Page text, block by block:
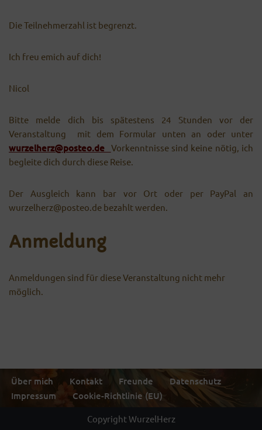
Die Teilnehmerzahl ist begrenzt.
Ich freu emich auf dich!
Nicol
Bitte melde dich bis spätestens 24 Stunden vor der
Veranstaltung mit dem Formular unten an oder unter
wurzelherz@posteo.de Vorkenntnisse sind keine nötig, ich
begleite dich durch diese Reise.
Der Ausgleich kann bar vor Ort oder per PayPal an
wurzelherz@posteo.de bezahlt werden.
Anmeldung
Anmeldungen sind für diese Veranstaltung nicht mehr
möglich.
Über mich Kontakt Freunde
Datenschutz
Impressum
Cookie-Richtlinie (EU)
Copyright WurzelHerz